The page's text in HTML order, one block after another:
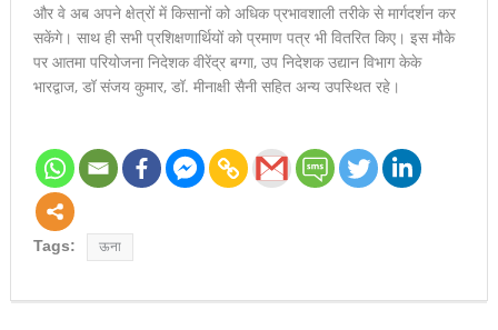
और वे अब अपने क्षेत्रों में किसानों को अधिक प्रभावशाली तरीके से मार्गदर्शन कर
सकेंगे। साथ ही सभी प्रशिक्षणार्थियों को प्रमाण पत्र भी वितरित किए। इस मौके
पर आतमा परियोजना निदेशक वीरेंद्र बग्गा, उप निदेशक उद्यान विभाग केके
भारद्वाज, डॉ संजय कुमार, डॉ. मीनाक्षी सैनी सहित अन्य उपस्थित रहे।
Tags: ऊना